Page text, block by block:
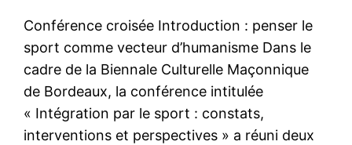
Conférence croisée Introduction : penser le
sport comme vecteur d’humanisme Dans le
cadre de la Biennale Culturelle Maçonnique
de Bordeaux, la conférence intitulée
« Intégration par le sport : constats,
interventions et perspectives » a réuni deux